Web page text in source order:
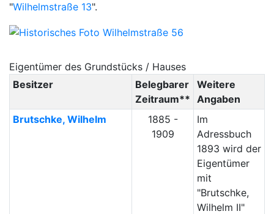
"Wilhelmstraße 13".
Eigentümer des Grundstücks / Hauses
Besitzer
Belegbarer
Zeitraum**
Weitere
Angaben
Brutschke, Wilhelm
1885 -
1909
Im
Adressbuch
1893 wird der
Eigentümer
mit
"Brutschke,
Wilhelm II"